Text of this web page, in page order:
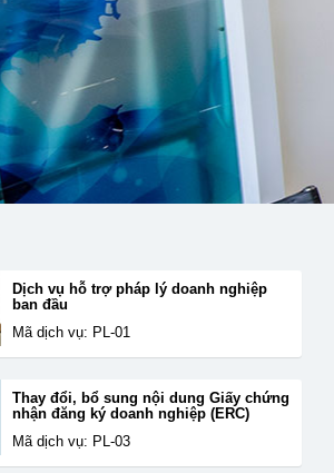
Dịch vụ hỗ trợ pháp lý doanh nghiệp
ban đầu
Mã dịch vụ: PL-01
Thay đổi, bổ sung nội dung Giấy chứng
nhận đăng ký doanh nghiệp (ERC)
Mã dịch vụ: PL-03